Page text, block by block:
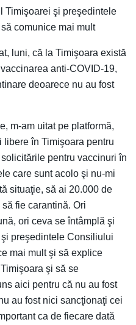
Timişoarei şi preşedintele
comunice mai mult
luni, că la Timişoara există
anti-COVID-19,
deoarece nu au fost
m-am uitat pe platformă,
în Timişoara pentru
pentru vaccinuri în
care sunt acolo şi nu-mi
situaţie, să ai 20.000 de
fie carantină. Ori
ori ceva se întâmplă şi
preşedintele Consiliului
mai mult şi să explice
şi să se
aici pentru că nu au fost
au fost nici sancţionaţi cei
ca de fiecare dată